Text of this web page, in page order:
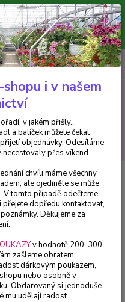
z e-shopu je 300 Kč.
opadl a balíček můžete čekat
objednávky. Objednávky
jakém přišly...
Hledat
0ks
za0 Kč
růžová - cena na
Dumosus)-
i v našem
v jakém přišly...
a balíček můžete čekat
objednávky. Odesíláme
přes víkend.
chvíli máme všechny
ale ojediněle se může
V tomto případě odečteme
přejete dopředu kontaktovat,
Děkujeme za
v hodnotě 200, 300,
zašleme obratem
dárkovým poukazem,
nebo osobně v
Obdarovaný si jednoduše
mu udělají radost.